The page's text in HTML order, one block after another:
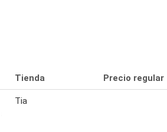
Tienda Precio regular
Tia